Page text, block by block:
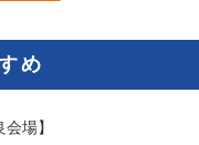
め
場】